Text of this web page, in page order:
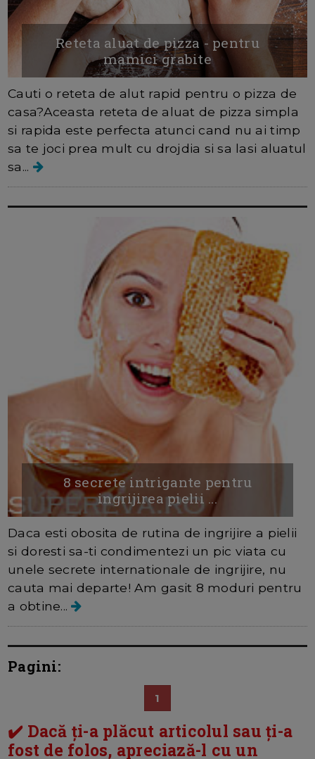
Reteta aluat de pizza - pentru
mamici grabite
Cauti o reteta de alut rapid pentru o pizza de
casa?Aceasta reteta de aluat de pizza simpla
si rapida este perfecta atunci cand nu ai timp
sa te joci prea mult cu drojdia si sa lasi aluatul
sa...
8 secrete intrigante pentru
ingrijirea pielii ...
Daca esti obosita de rutina de ingrijire a pielii
si doresti sa-ti condimentezi un pic viata cu
unele secrete internationale de ingrijire, nu
cauta mai departe! Am gasit 8 moduri pentru
a obtine...
Pagini:
1
✔️ Dacă ți-a plăcut articolul sau ți-a
fost de folos, apreciază-l cu un